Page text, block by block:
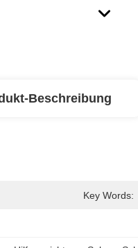
Beschreibung
Key Words: